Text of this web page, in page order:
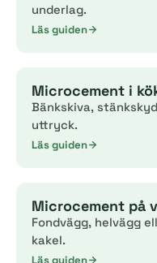
underlag.
Läs guiden
Microcement i
Bänkskiva,
uttryck.
Läs guiden
Microcement på
Fondvägg, helvägg
kakel.
Läs guiden